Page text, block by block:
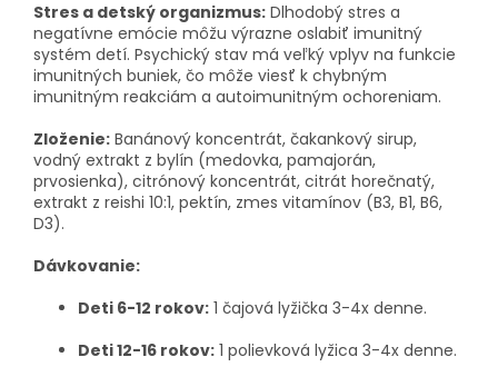
Stres a detský organizmus: Dlhodobý stres a
negatívne emócie môžu výrazne oslabiť imunitný
systém detí. Psychický stav má veľký vplyv na funkcie
imunitných buniek, čo môže viesť k chybným
imunitným reakciám a autoimunitným ochoreniam.
Zloženie: Banánový koncentrát, čakankový sirup,
vodný extrakt z bylín (medovka, pamajorán,
prvosienka), citrónový koncentrát, citrát horečnatý,
extrakt z reishi 10:1, pektín, zmes vitamínov (B3, B1, B6,
D3).
Dávkovanie:
Deti 6-12 rokov: 1 čajová lyžička 3-4x denne.
Deti 12-16 rokov: 1 polievková lyžica 3-4x denne.